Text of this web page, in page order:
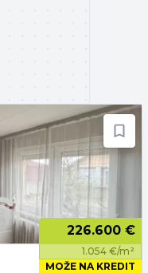
226.600 €
1.054 €/m²
MOŽE NA KREDIT